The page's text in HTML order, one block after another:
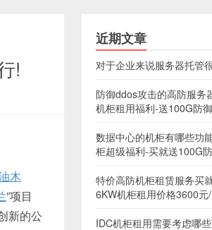
!
木
”项目
新的公
近期文章
对于企业来说服务器托管
防御ddos攻击的高防服务
机柜租用福利-送100G防御
数据中心的机柜有哪些功
柜超级福利-买就送100G
特价高防机柜租赁服务买
6KW机柜租用价格3600元/
IDC机柜租用需要考虑哪